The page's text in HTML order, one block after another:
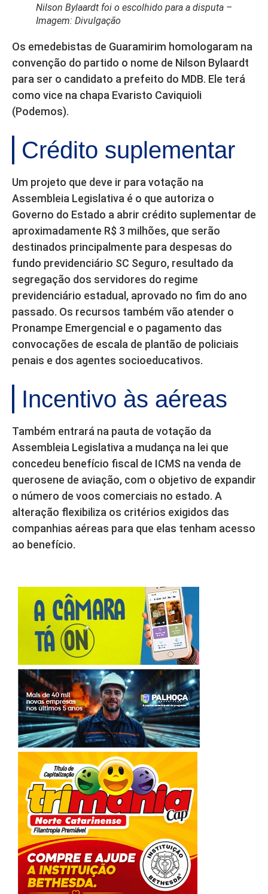
Nilson Bylaardt foi o escolhido para a disputa –
Imagem: Divulgação
Os emedebistas de Guaramirim homologaram na
convenção do partido o nome de Nilson Bylaardt
para ser o candidato a prefeito do MDB. Ele terá
como vice na chapa Evaristo Caviquioli
(Podemos).
Crédito suplementar
Um projeto que deve ir para votação na
Assembleia Legislativa é o que autoriza o
Governo do Estado a abrir crédito suplementar de
aproximadamente R$ 3 milhões, que serão
destinados principalmente para despesas do
fundo previdenciário SC Seguro, resultado da
segregação dos servidores do regime
previdenciário estadual, aprovado no fim do ano
passado. Os recursos também vão atender o
Pronampe Emergencial e o pagamento das
convocações de escala de plantão de policiais
penais e dos agentes socioeducativos.
Incentivo às aéreas
Também entrará na pauta de votação da
Assembleia Legislativa a mudança na lei que
concedeu benefício fiscal de ICMS na venda de
querosene de aviação, com o objetivo de expandir
o número de voos comerciais no estado. A
alteração flexibiliza os critérios exigidos das
companhias aéreas para que elas tenham acesso
ao benefício.